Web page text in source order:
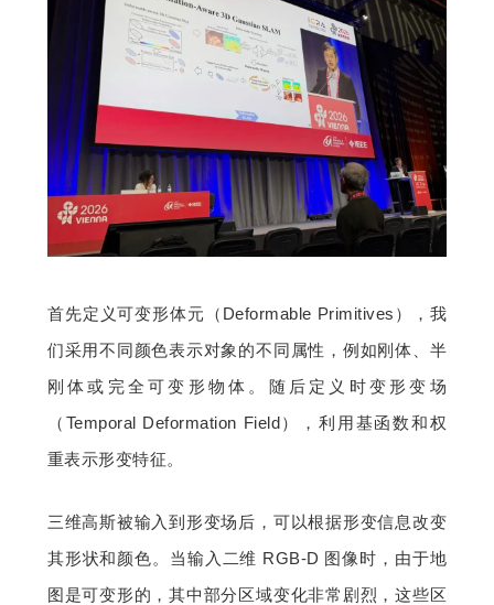
首先定义可变形体元（Deformable Primitives），我
们采用不同颜色表示对象的不同属性，例如刚体、半
刚体或完全可变形物体。随后定义时变形变场
（Temporal Deformation Field），利用基函数和权
重表示形变特征。
三维高斯被输入到形变场后，可以根据形变信息改变
其形状和颜色。当输入二维 RGB-D 图像时，由于地
图是可变形的，其中部分区域变化非常剧烈，这些区